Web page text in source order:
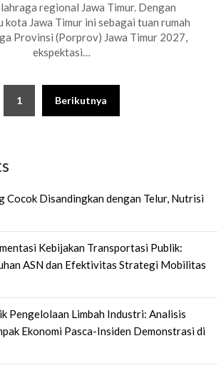
regional Jawa Timur. Dengan
kota Jawa Timur ini sebagai tuan rumah
Provinsi (Porprov) Jawa Timur 2027,
ekspektasi…
1 Berikutnya
Cocok Disandingkan dengan Telur, Nutrisi
Kebijakan Transportasi Publik:
ASN dan Efektivitas Strategi Mobilitas
Pengelolaan Limbah Industri: Analisis
Ekonomi Pasca-Insiden Demonstrasi di